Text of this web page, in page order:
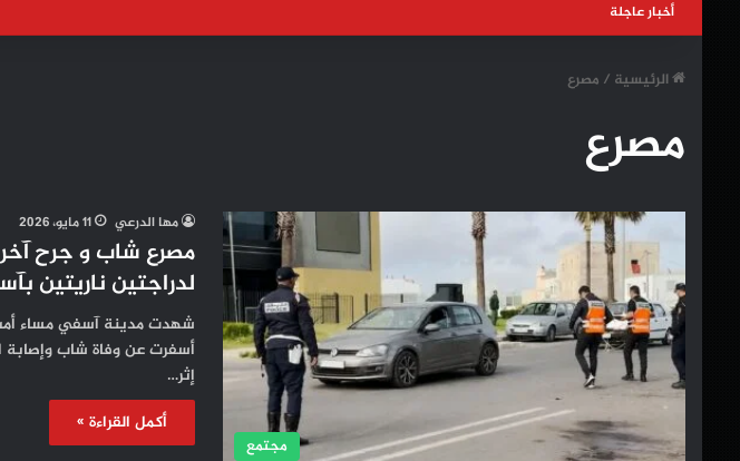
أخبار عاجلة
الرئيسية / مصرع
مصرع
مجتمع
مها الدرعي 11 مايو، 2026
مصرع شاب و جرح
لدراجتين ناريتين
شهدت مدينة آسفي مساء
أسفرت عن وفاة شاب وإصابة
إثر…
أكمل القراءة »